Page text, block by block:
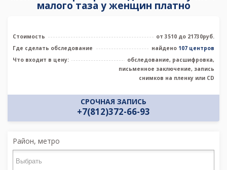
малого таза у женщин платно
Стоимость
от 3510 до 21730руб.
Где сделать обследование
найдено 107 центров
Что входит в цену:
обследование, расшифровка,
письменное заключение, запись
снимков на пленку или CD
СРОЧНАЯ ЗАПИСЬ
+7(812)372-66-93
Район, метро